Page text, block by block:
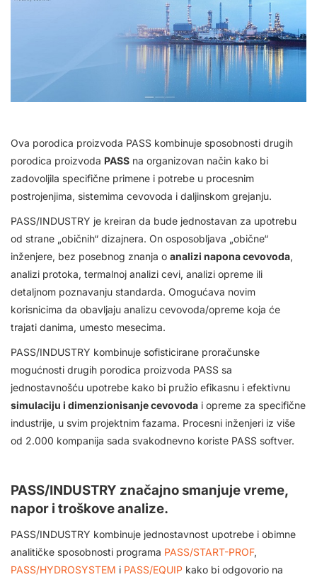
Ova porodica proizvoda PASS kombinuje sposobnosti drugih
porodica proizvoda PASS na organizovan način kako bi
zadovoljila specifične primene i potrebe u procesnim
postrojenjima, sistemima cevovoda i daljinskom grejanju.
PASS/INDUSTRY je kreiran da bude jednostavan za upotrebu
od strane „običnih“ dizajnera. On osposobljava „obične“
inženjere, bez posebnog znanja o analizi napona cevovoda,
analizi protoka, termalnoj analizi cevi, analizi opreme ili
detaljnom poznavanju standarda. Omogućava novim
korisnicima da obavljaju analizu cevovoda/opreme koja će
trajati danima, umesto mesecima.
PASS/INDUSTRY kombinuje sofisticirane proračunske
mogućnosti drugih porodica proizvoda PASS sa
jednostavnošću upotrebe kako bi pružio efikasnu i efektivnu
simulaciju i dimenzionisanje cevovoda i opreme za specifične
industrije, u svim projektnim fazama. Procesni inženjeri iz više
od 2.000 kompanija sada svakodnevno koriste PASS softver.
PASS/INDUSTRY značajno smanjuje vreme,
napor i troškove analize.
PASS/INDUSTRY kombinuje jednostavnost upotrebe i obimne
analitičke sposobnosti programa PASS/START-PROF,
PASS/HYDROSYSTEM i PASS/EQUIP kako bi odgovorio na